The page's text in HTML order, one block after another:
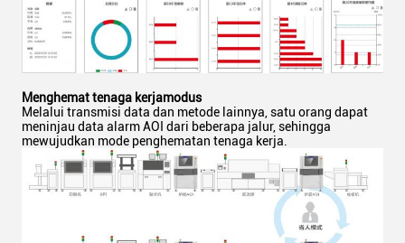
Menghemat tenaga kerjamodus
Melalui transmisi data dan metode lainnya, satu orang dapat
meninjau data alarm AOI dari beberapa jalur, sehingga
mewujudkan mode penghematan tenaga kerja.